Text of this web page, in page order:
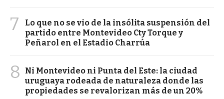
7
Lo que no se vio de la insólita suspensión del
partido entre Montevideo Cty Torque y
Peñarol en el Estadio Charrúa
8
Ni Montevideo ni Punta del Este: la ciudad
uruguaya rodeada de naturaleza donde las
propiedades se revalorizan más de un 20%